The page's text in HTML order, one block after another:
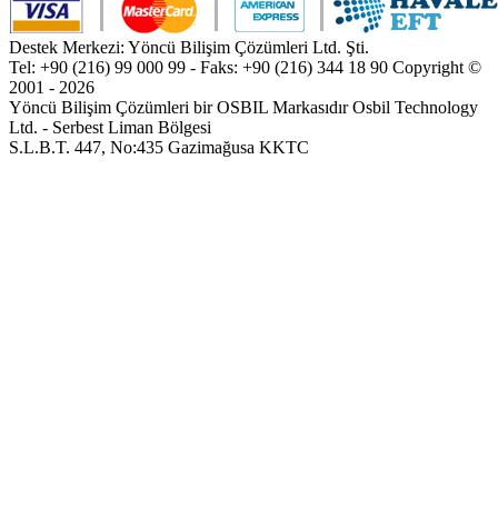
Destek Merkezi: Yöncü Bilişim Çözümleri Ltd. Şti.
Tel: +90 (216) 99 000 99 - Faks: +90 (216) 344 18 90 Copyright ©
2001 - 2026
Yöncü Bilişim Çözümleri bir OSBIL Markasıdır Osbil Technology
Ltd. - Serbest Liman Bölgesi
S.L.B.T. 447, No:435 Gazimağusa KKTC